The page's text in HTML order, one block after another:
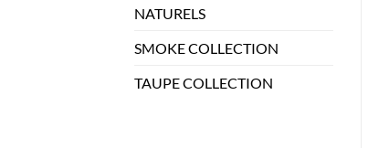
NATURELS
SMOKE COLLECTION
TAUPE COLLECTION